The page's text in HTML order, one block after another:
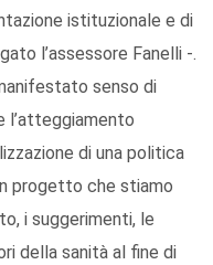
istituzionale e di
l’assessore Fanelli -.
senso di
l’atteggiamento
di una politica
progetto che stiamo
i suggerimenti, le
della sanità al fine di